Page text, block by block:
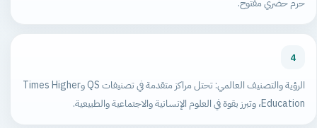
حرم حضري مفتوح.
4
الرؤية والتصنيف العالمي: تحتل مراكز متقدمة في تصنيفات QS وTimes Higher
Education، وتبرز بقوة في العلوم الإنسانية والاجتماعية والطبيعية.